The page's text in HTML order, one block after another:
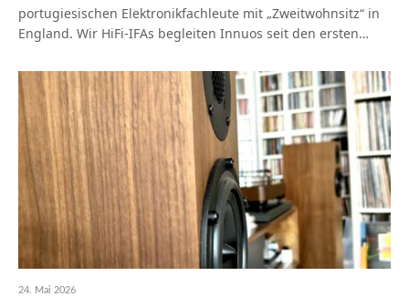
portugiesischen Elektronikfachleute mit „Zweitwohnsitz“ in
England. Wir HiFi-IFAs begleiten Innuos seit den ersten…
24. Mai 2026